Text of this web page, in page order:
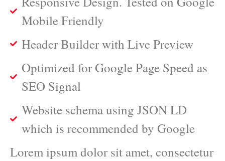
Mobile Friendly
Header Builder with Live Preview
Optimized for Google Page Speed as
SEO Signal
Website schema using JSON LD
which is recommended by Google
Lorem ipsum dolor sit amet, consectetur